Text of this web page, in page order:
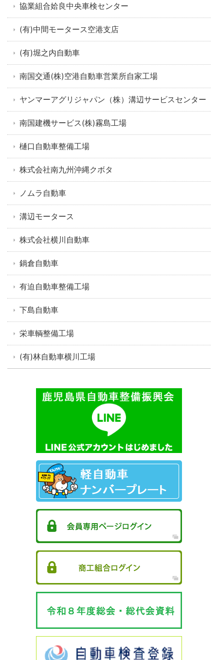
協業組合姶良中央車検センター
(有)中間モータース空港支店
(有)堀之内自動車
南国交通(株)空港自動車営業所自家工場
ヤンマーアグリジャパン（株）溝辺サービスセンター
南国建機サービス(株)霧島工場
樋口自動車整備工場
株式会社南九州沖縄クボタ
ノムラ自動車
溝辺モータース
株式会社横川自動車
鍋倉自動車
有迫自動車整備工場
下島自動車
栄車輌整備工場
(有)林自動車横川工場